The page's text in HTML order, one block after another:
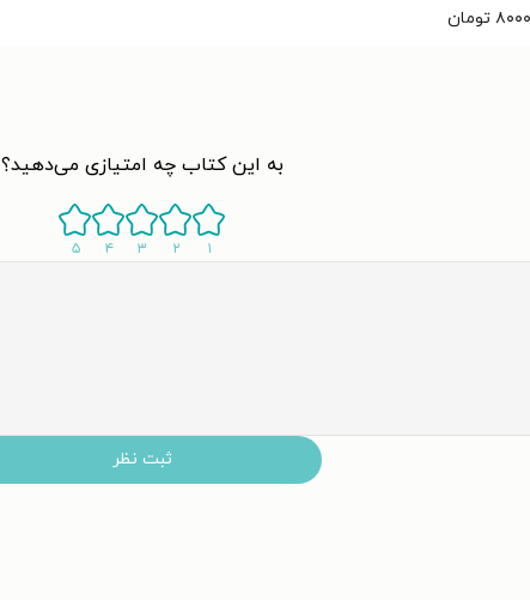
تومان
به این کتاب چه امتیازی می‌دهید؟
۱ ۲ ۳ ۴ ۵
ثبت نظر